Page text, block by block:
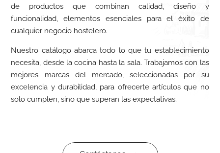
de productos que combinan calidad, diseño y
funcionalidad, elementos esenciales para el éxito de
cualquier negocio hostelero.
Nuestro catálogo abarca todo lo que tu establecimiento
necesita, desde la cocina hasta la sala. Trabajamos con las
mejores marcas del mercado, seleccionadas por su
excelencia y durabilidad, para ofrecerte artículos que no
solo cumplen, sino que superan las expectativas.